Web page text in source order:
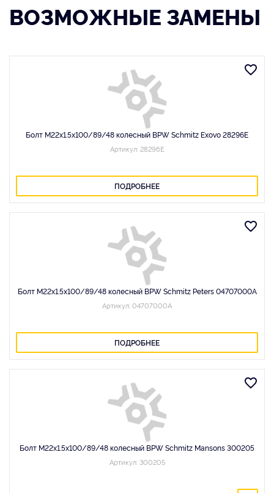
ВОЗМОЖНЫЕ ЗАМЕНЫ
Болт M22x1.5x100/89/48 колесный BPW Schmitz Exovo 28296E
Артикул: 28296E
ПОДРОБНЕЕ
Болт M22x1.5x100/89/48 колесный BPW Schmitz Peters 04707000A
Артикул: 04707000A
ПОДРОБНЕЕ
Болт M22x1.5x100/89/48 колесный BPW Schmitz Mansons 300205
Артикул: 300205